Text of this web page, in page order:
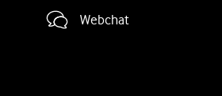
Webchat